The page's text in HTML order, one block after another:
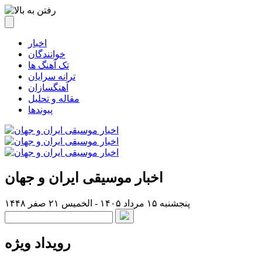
اخبار
خوانندگان
تک آهنگ ها
ترانه سرایان
آهنگسازان
مقاله و تحلیل
پیوندها
اخبار موسیقی ایران و جهان
پنجشنبه ۱۵ مرداد ۱۴۰۵ - الخميس ۲۱ صفر ۱۴۴۸
رویداد ویژه